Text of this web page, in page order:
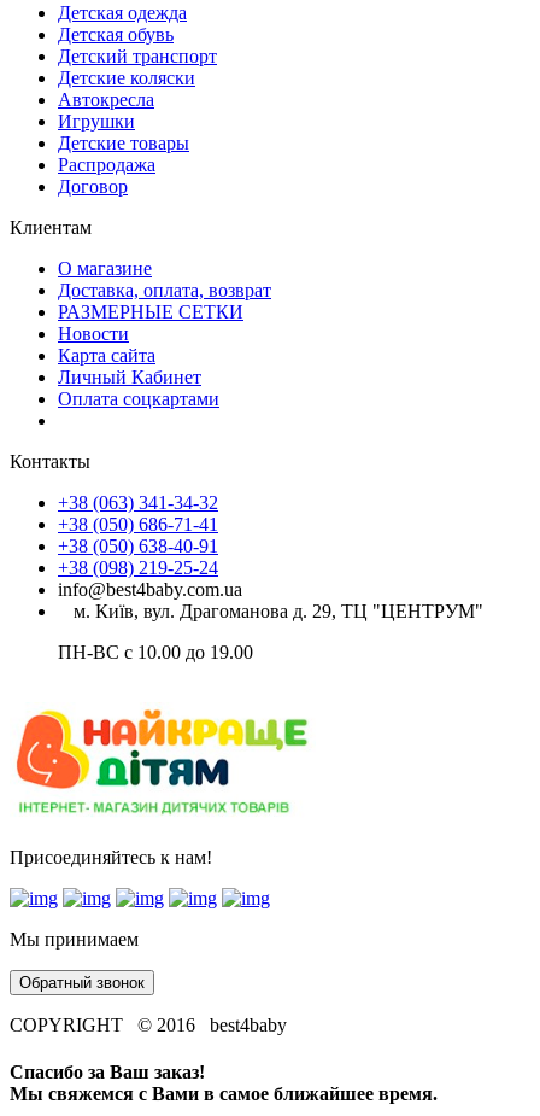
Детская одежда
Детская обувь
Детский транспорт
Детские коляски
Автокресла
Игрушки
Детские товары
Распродажа
Договор
Клиентам
О магазине
Доставка, оплата, возврат
РАЗМЕРНЫЕ СЕТКИ
Новости
Карта сайта
Личный Кабинет
Оплата соцкартами
Контакты
+38 (063) 341-34-32
+38 (050) 686-71-41
+38 (050) 638-40-91
+38 (098) 219-25-24
info@best4baby.com.ua
м. Київ, вул. Драгоманова д. 29, ТЦ "ЦЕНТРУМ"
ПН-ВС с 10.00 до 19.00
Присоединяйтесь к нам!
Мы принимаем
Обратный звонок
COPYRIGHT © 2016 best4baby
Спасибо за Ваш заказ!
Мы свяжемся с Вами в самое ближайшее время.